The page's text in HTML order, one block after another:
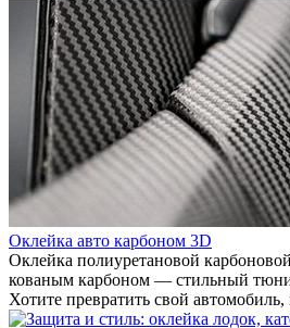
Оклейка авто карбоном 3D
Оклейка полиуретановой
кованым карбоном — стильный
Хотите превратить свой